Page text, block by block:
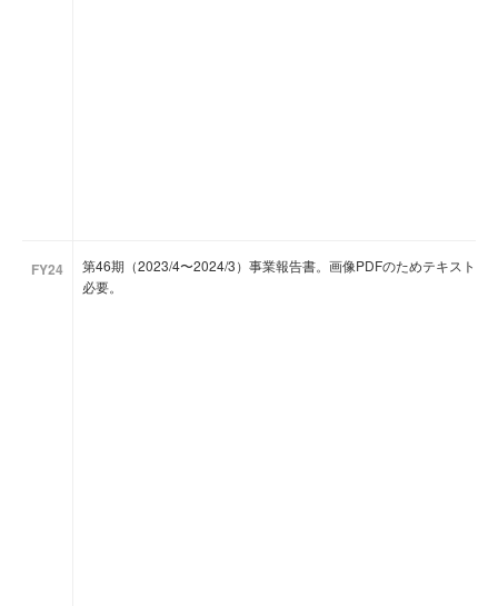
FY24
第46期（2023/4〜2024/3）事業報告書。画像PDFのためテキスト抽
必要。